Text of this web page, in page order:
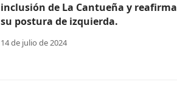
inclusión de La Cantueña y reafirma
su postura de izquierda.
14 de julio de 2024